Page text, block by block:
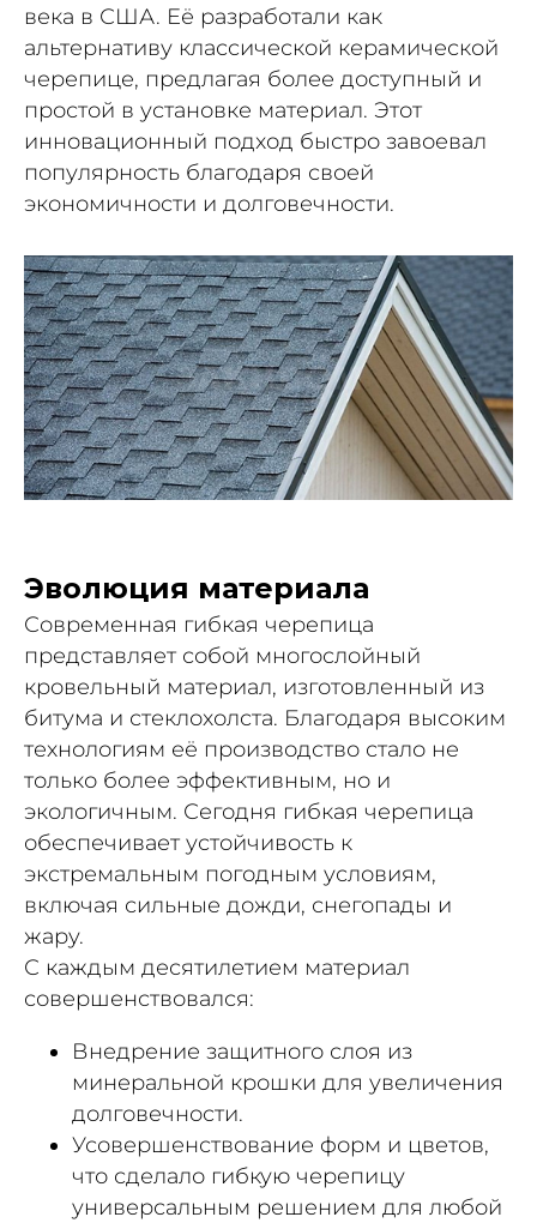
века в США. Её разработали как
альтернативу классической керамической
черепице, предлагая более доступный и
простой в установке материал. Этот
инновационный подход быстро завоевал
популярность благодаря своей
экономичности и долговечности.
Эволюция материала
Современная гибкая черепица
представляет собой многослойный
кровельный материал, изготовленный из
битума и стеклохолста. Благодаря высоким
технологиям её производство стало не
только более эффективным, но и
экологичным. Сегодня гибкая черепица
обеспечивает устойчивость к
экстремальным погодным условиям,
включая сильные дожди, снегопады и
жару.
С каждым десятилетием материал
совершенствовался:
Внедрение защитного слоя из
минеральной крошки для увеличения
долговечности.
Усовершенствование форм и цветов,
что сделало гибкую черепицу
универсальным решением для любой